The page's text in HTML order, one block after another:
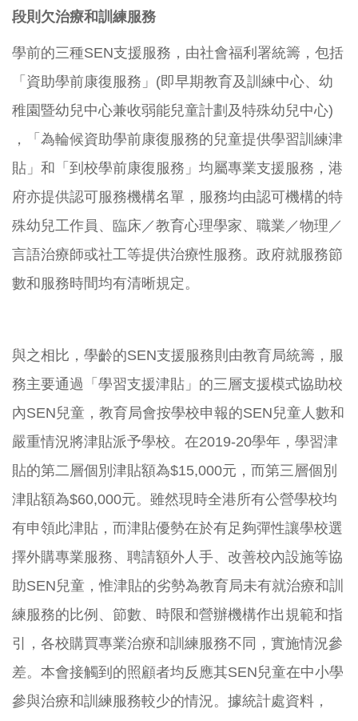
段則欠治療和訓練服務
學前的三種SEN支援服務，由社會福利署統籌，包括
「資助學前康復服務」(即早期教育及訓練中心、幼
稚園暨幼兒中心兼收弱能兒童計劃及特殊幼兒中心)
，「為輪候資助學前康復服務的兒童提供學習訓練津
貼」和「到校學前康復服務」均屬專業支援服務，港
府亦提供認可服務機構名單，服務均由認可機構的特
殊幼兒工作員、臨床／教育心理學家、職業／物理／
言語治療師或社工等提供治療性服務。政府就服務節
數和服務時間均有清晰規定。
與之相比，學齡的SEN支援服務則由教育局統籌，服
務主要通過「學習支援津貼」的三層支援模式協助校
內SEN兒童，教育局會按學校申報的SEN兒童人數和
嚴重情況將津貼派予學校。在2019-20學年，學習津
貼的第二層個別津貼額為$15,000元，而第三層個別
津貼額為$60,000元。雖然現時全港所有公營學校均
有申領此津貼，而津貼優勢在於有足夠彈性讓學校選
擇外購專業服務、聘請額外人手、改善校內設施等協
助SEN兒童，惟津貼的劣勢為教育局未有就治療和訓
練服務的比例、節數、時限和營辦機構作出規範和指
引，各校購買專業治療和訓練服務不同，實施情況參
差。本會接觸到的照顧者均反應其SEN兒童在中小學
參與治療和訓練服務較少的情況。據統計處資料，